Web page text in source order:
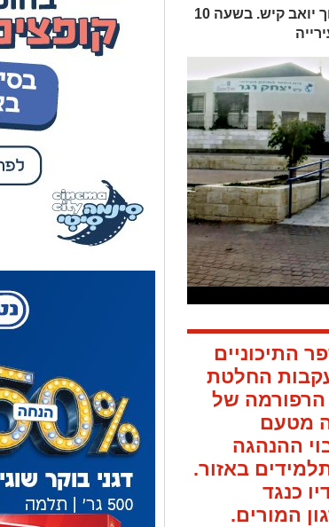
מחר, זאת לאור הרפורמה המתגבשת של שר החינוך יואב קיש. בשעה 10
התיכוניים
החלטת
של
מטעם
ההנהגה
באזור.
כנגד
המורים.